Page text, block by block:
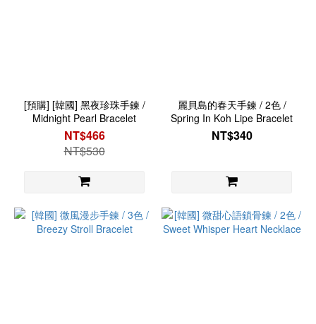
[預購] [韓國] 黑夜珍珠手鍊 /
Midnight Pearl Bracelet
NT$466
NT$530
麗貝島的春天手鍊 / 2色 /
Spring In Koh Lipe Bracelet
NT$340